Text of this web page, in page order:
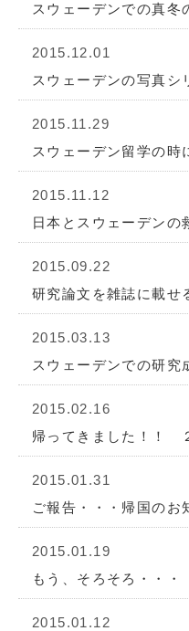
スウェーデンでの真冬
2015.12.01
スウェーデンの写真シ
2015.11.29
スウェーデン留学の
2015.11.12
日本とスウェーデンの
2015.09.22
研究論文を雑誌に載せ
2015.03.13
スウェーデンでの研究
2015.02.16
帰ってきました！！
2015.01.31
ご報告・・・帰国のお
2015.01.19
もう、そろそろ・・・
2015.01.12